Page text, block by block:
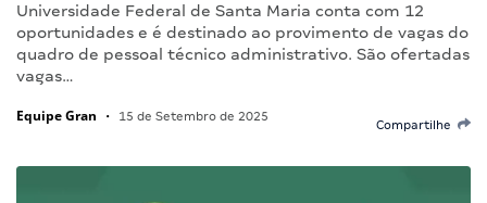
Universidade Federal de Santa Maria conta com 12
oportunidades e é destinado ao provimento de vagas do
quadro de pessoal técnico administrativo. São ofertadas
vagas…
Equipe Gran • 15 de Setembro de 2025
Compartilhe